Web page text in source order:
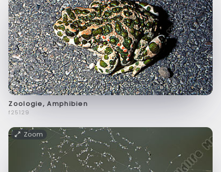
Zoologie, Amphibien
f25129
Zoom